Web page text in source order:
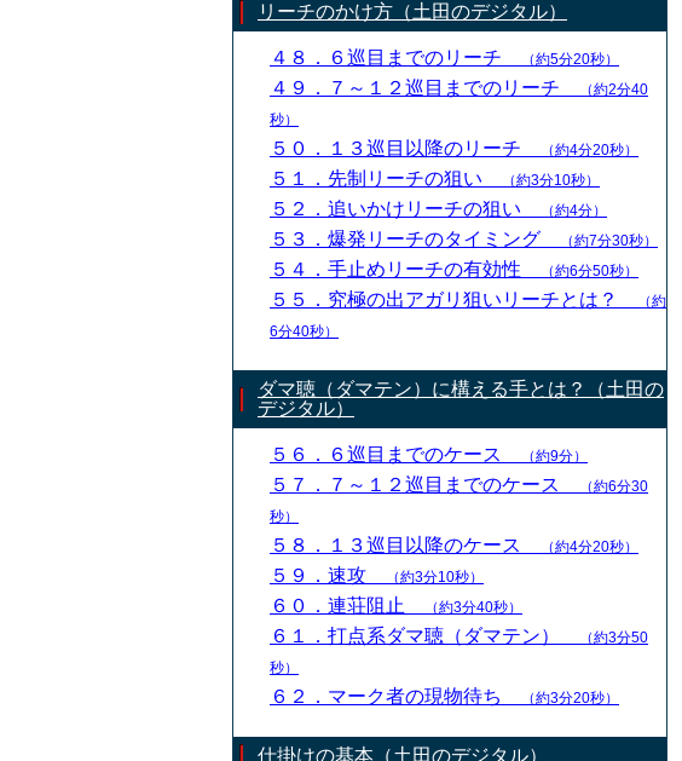
リーチのかけ方（土田のデジタル）
４８．６巡目までのリーチ （約5分20秒）
４９．７～１２巡目までのリーチ
（約2分40
秒）
５０．１３巡目以降のリーチ （約4分20秒）
５１．先制リーチの狙い （約3分10秒）
５２．追いかけリーチの狙い （約4分）
５３．爆発リーチのタイミング （約7分30秒）
５４．手止めリーチの有効性 （約6分50秒）
５５．究極の出アガリ狙いリーチとは？
（約
6分40秒）
ダマ聴（ダマテン）に構える手とは？（土田の
デジタル）
５６．６巡目までのケース （約9分）
５７．７～１２巡目までのケース
（約6分30
秒）
５８．１３巡目以降のケース （約4分20秒）
５９．速攻 （約3分10秒）
６０．連荘阻止 （約3分40秒）
６１．打点系ダマ聴（ダマテン）
（約3分50
秒）
６２．マーク者の現物待ち （約3分20秒）
仕掛けの基本（土田のデジタル）